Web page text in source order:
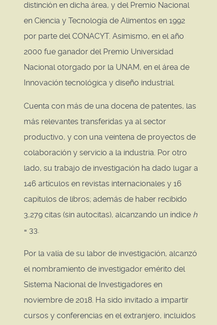
distinción en dicha área, y del Premio Nacional
en Ciencia y Tecnología de Alimentos en 1992
por parte del CONACYT. Asimismo, en el año
2000 fue ganador del Premio Universidad
Nacional otorgado por la UNAM, en el área de
Innovación tecnológica y diseño industrial.
Cuenta con más de una docena de patentes, las
más relevantes transferidas ya al sector
productivo, y con una veintena de proyectos de
colaboración y servicio a la industria. Por otro
lado, su trabajo de investigación ha dado lugar a
146 artículos en revistas internacionales y 16
capítulos de libros; además de haber recibido
3,279 citas (sin autocitas), alcanzando un índice h
= 33.
Por la valía de su labor de investigación, alcanzó
el nombramiento de investigador emérito del
Sistema Nacional de Investigadores en
noviembre de 2018. Ha sido invitado a impartir
cursos y conferencias en el extranjero, incluidos